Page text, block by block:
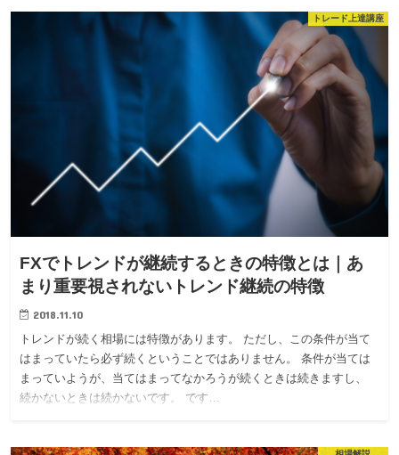
トレード上達講座
FXでトレンドが継続するときの特徴とは｜あ
まり重要視されないトレンド継続の特徴
2018.11.10
トレンドが続く相場には特徴があります。 ただし、この条件が当て
はまっていたら必ず続くということではありません。 条件が当ては
まっていようが、当てはまってなかろうが続くときは続きますし、
続かないときは続かないです。 です…